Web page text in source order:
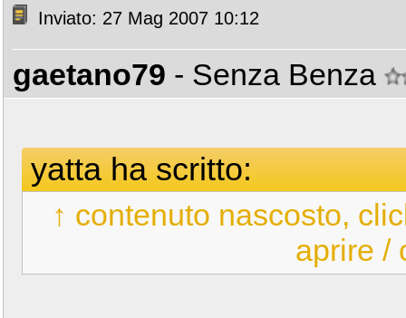
Inviato: 27 Mag 2007 10:12
gaetano79 - Senza Benza
yatta ha scritto:
↑ contenuto nascosto,
aprire /